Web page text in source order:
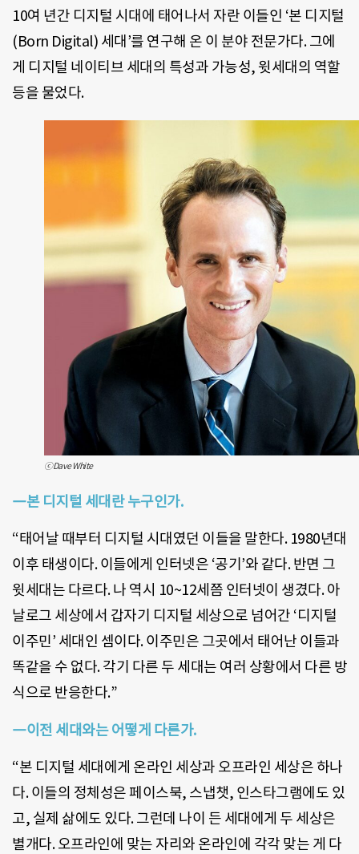
10여 년간 디지털 시대에 태어나서 자란 이들인 ‘본 디지털
(Born Digital) 세대’를 연구해 온 이 분야 전문가다. 그에
게 디지털 네이티브 세대의 특성과 가능성, 윗세대의 역할
등을 물었다.
ⓒDave White
―본 디지털 세대란 누구인가.
“태어날 때부터 디지털 시대였던 이들을 말한다. 1980년대
이후 태생이다. 이들에게 인터넷은 ‘공기’와 같다. 반면 그
윗세대는 다르다. 나 역시 10~12세쯤 인터넷이 생겼다. 아
날로그 세상에서 갑자기 디지털 세상으로 넘어간 ‘디지털
이주민’ 세대인 셈이다. 이주민은 그곳에서 태어난 이들과
똑같을 수 없다. 각기 다른 두 세대는 여러 상황에서 다른 방
식으로 반응한다.”
―이전 세대와는 어떻게 다른가.
“본 디지털 세대에게 온라인 세상과 오프라인 세상은 하나
다. 이들의 정체성은 페이스북, 스냅챗, 인스타그램에도 있
고, 실제 삶에도 있다. 그런데 나이 든 세대에게 두 세상은
별개다. 오프라인에 맞는 자리와 온라인에 각각 맞는 게 다